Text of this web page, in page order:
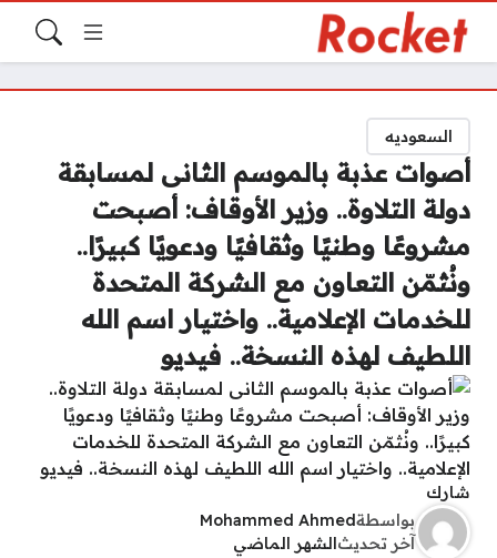
السعوديه
أصوات عذبة بالموسم الثانى لمسابقة
دولة التلاوة.. وزير الأوقاف: أصبحت
مشروعًا وطنيًا وثقافيًا ودعويًا كبيرًا..
ونُثمّن التعاون مع الشركة المتحدة
للخدمات الإعلامية.. واختيار اسم الله
اللطيف لهذه النسخة.. فيديو
شارك
بواسطةMohammed Ahmed
آخر تحديثالشهر الماضي